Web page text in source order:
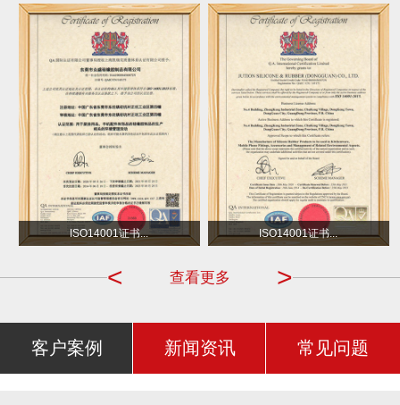
ISO14001证书... ISO14001证书...
>
查看更多
<
沃尔玛 小不点 DOT
客户案例 新闻资讯 常见问题